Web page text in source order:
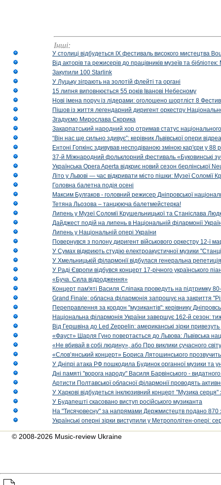
Інші:
У столиці відбудеться IX фестиваль високого мистецтва
Від акторів та режисерів до працівників музеїв та
Закупили 100 Starlink
У Луцьку зіграють на золотій флейті та органі
15 липня виповнюється 55 років Іванові Небесному
Нові імена поруч із лідерами: оголошено шортліст 8
Пішов із життя легендарний диригент оркестру
Згадуємо Мирослава Скорика
Закарпатський народний хор отримав статус національного
“Він нас ще сильно здивує”: керівник Львівської опери
Ентоні Гопкінс здивував несподіваною зміною кар'єри у 88
37-й Міжнародний фольклорний фестиваль «Буковинські
Українська Opera Aperta відкриє новий сезон берлінської
Літо у Львові — час відкривати місто пішки: Музеї Соломії
Головна балетна подія осені
Максим Булгаков - головний режисер Дніпровської
Тетяна Льозова – танцююча балетмейстерка!
Липень у Музеї Соломії Крушельницької та Станіслава
Дайджест подій на липень в Національній філармонії
Липень у Національній опері України
Повернувся з полону диригент військового оркестру 12-ї
У Сумах відкриють студію електроакустичної музики
У Хмельницькій філармонії відбулася генеральна
У Раді Європи відбувся концерт 17-річного українського
«Буча. Сила відродження»
Концерт пам'яті Василя Сліпака проведуть на підтримку
Grand Finale: обласна філармонія запрошує на закриття
Переправлення за кордон "музикантів": керівнику
Національна філармонія України завершує 162-й сезон:
Від Гершвіна до Led Zeppelin: американські зірки
«Фауст» Шарля Гуно повертається до Львова: Львівська
«Не вбивай в собі людину», або Про виклики сучасного світу
«Слов’янський концерт» Бориса Лятошинського
У Дніпрі атака РФ пошкодила Будинок органної музики та
Дні памяті "ворога народу" Василя Барвінського -
Артисти Полтавської обласної філармонії проводять
У Харкові відбудеться інклюзивний концерт "Музика
У Будапешті скасовано виступ російського музиканта
На "Тисячовесну" за напрямами Держмистецтв подано 870
Українські оперні зірки виступили у Метрополітен-опері:
© 2008-2026 Music-review Ukraine